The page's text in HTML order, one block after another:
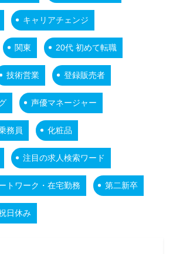
キャリアチェンジ
関東 20代 初めて転職
技術営業 登録販売者
声優マネージャー
務員 化粧品
注目の求人検索ワード
トワーク・在宅勤務 第二新卒
日休み